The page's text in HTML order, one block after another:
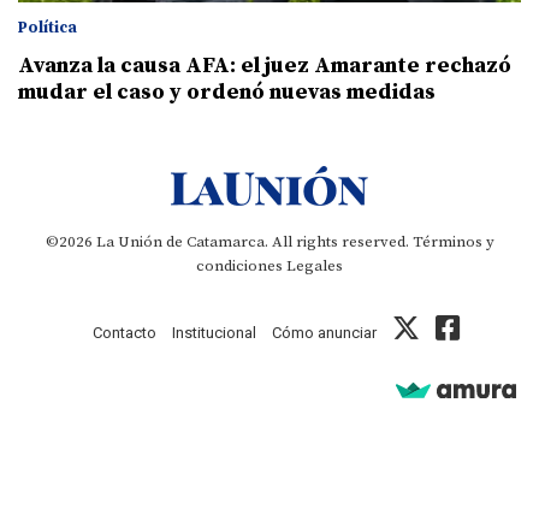
Política
Avanza la causa AFA: el juez Amarante rechazó
mudar el caso y ordenó nuevas medidas
©2026 La Unión de Catamarca. All rights reserved. Términos y
condiciones Legales
Contacto Institucional Cómo anunciar